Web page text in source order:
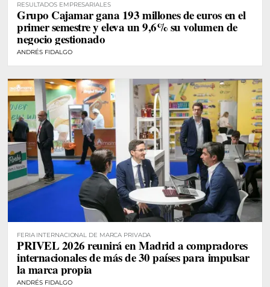
RESULTADOS EMPRESARIALES
Grupo Cajamar gana 193 millones de euros en el
primer semestre y eleva un 9,6% su volumen de
negocio gestionado
ANDRÉS FIDALGO
FERIA INTERNACIONAL DE MARCA PRIVADA
PRIVEL 2026 reunirá en Madrid a compradores
internacionales de más de 30 países para impulsar
la marca propia
ANDRÉS FIDALGO